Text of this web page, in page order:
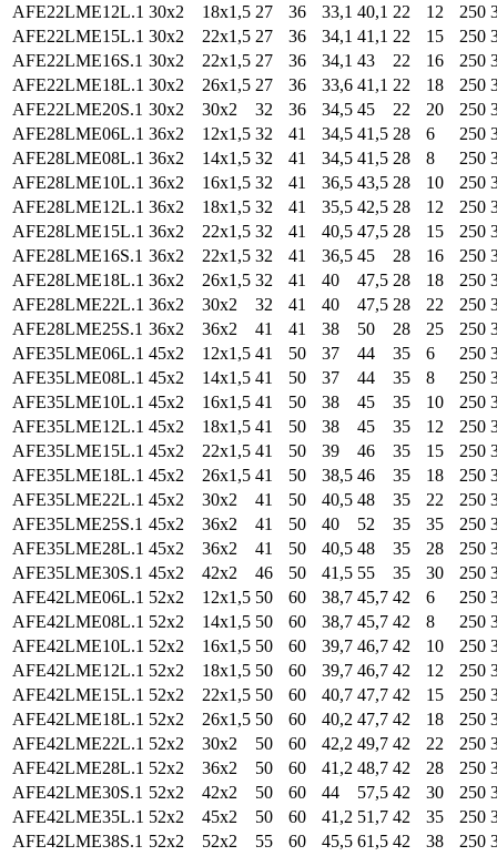
AFE22LME12L.1 30x2 18x1,5 27 36 33,1 40,1 22 12 250
AFE22LME15L.1 30x2 22x1,5 27 36 34,1 41,1 22 15 250
AFE22LME16S.1 30x2 22x1,5 27 36 34,1 43 22 16 250
AFE22LME18L.1 30x2 26x1,5 27 36 33,6 41,1 22 18 250
AFE22LME20S.1 30x2 30x2 32 36 34,5 45 22 20 250
AFE28LME06L.1 36x2 12x1,5 32 41 34,5 41,5 28 6 250
AFE28LME08L.1 36x2 14x1,5 32 41 34,5 41,5 28 8 250
AFE28LME10L.1 36x2 16x1,5 32 41 36,5 43,5 28 10 250
AFE28LME12L.1 36x2 18x1,5 32 41 35,5 42,5 28 12 250
AFE28LME15L.1 36x2 22x1,5 32 41 40,5 47,5 28 15 250
AFE28LME16S.1 36x2 22x1,5 32 41 36,5 45 28 16 250
AFE28LME18L.1 36x2 26x1,5 32 41 40 47,5 28 18 250
AFE28LME22L.1 36x2 30x2 32 41 40 47,5 28 22 250
AFE28LME25S.1 36x2 36x2 41 41 38 50 28 25 250
AFE35LME06L.1 45x2 12x1,5 41 50 37 44 35 6 250
AFE35LME08L.1 45x2 14x1,5 41 50 37 44 35 8 250
AFE35LME10L.1 45x2 16x1,5 41 50 38 45 35 10 250
AFE35LME12L.1 45x2 18x1,5 41 50 38 45 35 12 250
AFE35LME15L.1 45x2 22x1,5 41 50 39 46 35 15 250
AFE35LME18L.1 45x2 26x1,5 41 50 38,5 46 35 18 250
AFE35LME22L.1 45x2 30x2 41 50 40,5 48 35 22 250
AFE35LME25S.1 45x2 36x2 41 50 40 52 35 35 250
AFE35LME28L.1 45x2 36x2 41 50 40,5 48 35 28 250
AFE35LME30S.1 45x2 42x2 46 50 41,5 55 35 30 250
AFE42LME06L.1 52x2 12x1,5 50 60 38,7 45,7 42 6 250
AFE42LME08L.1 52x2 14x1,5 50 60 38,7 45,7 42 8 250
AFE42LME10L.1 52x2 16x1,5 50 60 39,7 46,7 42 10 250
AFE42LME12L.1 52x2 18x1,5 50 60 39,7 46,7 42 12 250
AFE42LME15L.1 52x2 22x1,5 50 60 40,7 47,7 42 15 250
AFE42LME18L.1 52x2 26x1,5 50 60 40,2 47,7 42 18 250
AFE42LME22L.1 52x2 30x2 50 60 42,2 49,7 42 22 250
AFE42LME28L.1 52x2 36x2 50 60 41,2 48,7 42 28 250
AFE42LME30S.1 52x2 42x2 50 60 44 57,5 42 30 250
AFE42LME35L.1 52x2 45x2 50 60 41,2 51,7 42 35 250
AFE42LME38S.1 52x2 52x2 55 60 45,5 61,5 42 38 250